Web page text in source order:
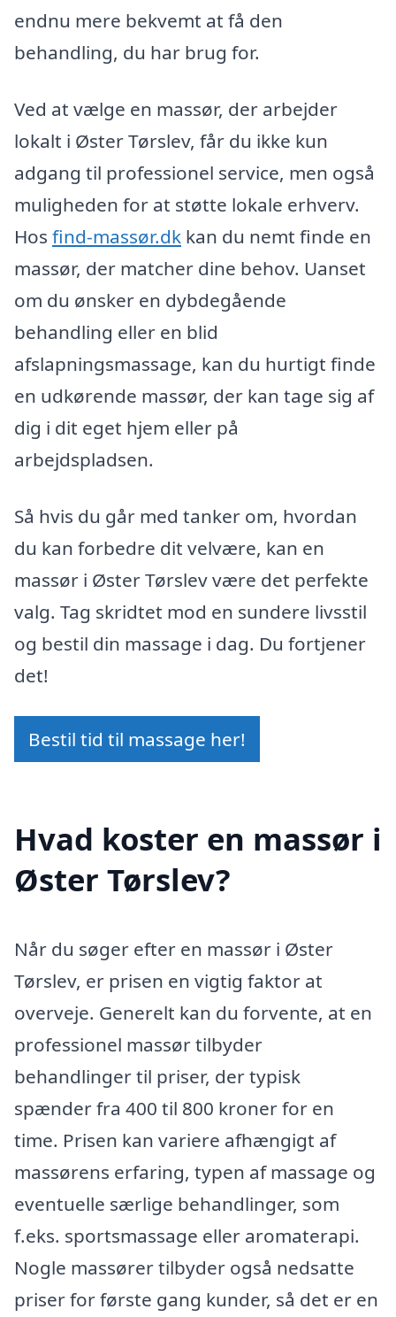
endnu mere bekvemt at få den
behandling, du har brug for.
Ved at vælge en massør, der arbejder
lokalt i Øster Tørslev, får du ikke kun
adgang til professionel service, men også
muligheden for at støtte lokale erhverv.
Hos find-massør.dk kan du nemt finde en
massør, der matcher dine behov. Uanset
om du ønsker en dybdegående
behandling eller en blid
afslapningsmassage, kan du hurtigt finde
en udkørende massør, der kan tage sig af
dig i dit eget hjem eller på
arbejdspladsen.
Så hvis du går med tanker om, hvordan
du kan forbedre dit velvære, kan en
massør i Øster Tørslev være det perfekte
valg. Tag skridtet mod en sundere livsstil
og bestil din massage i dag. Du fortjener
det!
Bestil tid til massage her!
Hvad koster en massør i
Øster Tørslev?
Når du søger efter en massør i Øster
Tørslev, er prisen en vigtig faktor at
overveje. Generelt kan du forvente, at en
professionel massør tilbyder
behandlinger til priser, der typisk
spænder fra 400 til 800 kroner for en
time. Prisen kan variere afhængigt af
massørens erfaring, typen af massage og
eventuelle særlige behandlinger, som
f.eks. sportsmassage eller aromaterapi.
Nogle massører tilbyder også nedsatte
priser for første gang kunder, så det er en